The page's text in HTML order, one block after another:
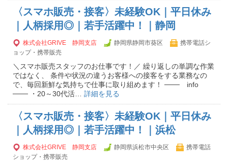
〈スマホ販売・接客〉未経験OK｜平日休み
｜人柄採用◎｜若手活躍中！｜静岡
株式会社GRIVE 静岡支店 静岡県静岡市葵区
携帯電話シ
ョップ・携帯販売
＼スマホ販売スタッフのお仕事です！／ 繰り返しの単調な作業
ではなく、 条件や状況の違うお客様への接客をする業務なの
で、毎回新鮮な気持ちで仕事に取り組めます！ ─── info
─── ・20～30代活… 詳細を見る
〈スマホ販売・接客〉未経験OK｜平日休み
｜人柄採用◎｜若手活躍中！｜浜松
株式会社GRIVE 静岡支店 静岡県浜松市中央区
携帯電話
ショップ・携帯販売